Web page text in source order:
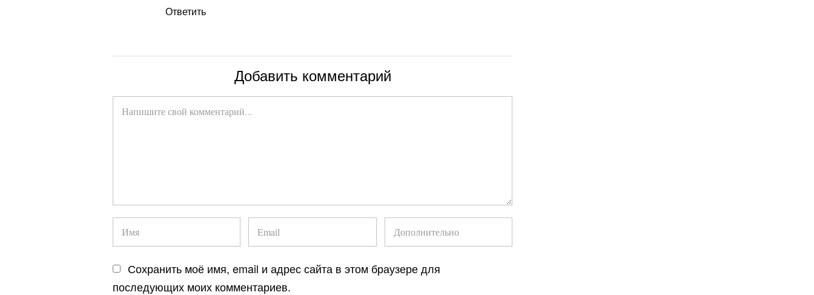
Ответить
Добавить комментарий
Сохранить моё имя, email и адрес сайта в этом браузере для
последующих моих комментариев.